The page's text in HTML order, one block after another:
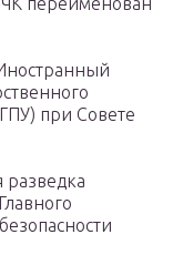
при Совете